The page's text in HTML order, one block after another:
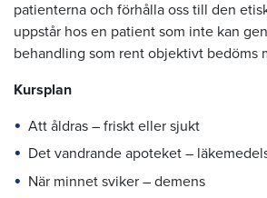
patienterna och förhålla oss till den
uppstår hos en patient som inte kan
behandling som rent objektivt bedöms
Kursplan
Att åldras – friskt eller sjukt
Det vandrande apoteket –
När minnet sviker – demens